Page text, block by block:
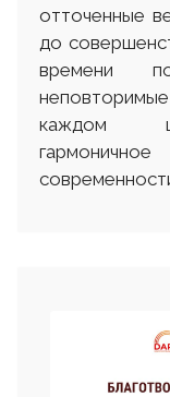
отточенные
до
времени
каждом